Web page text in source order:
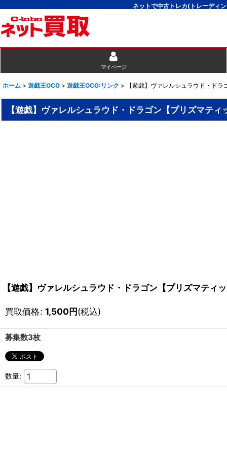
ネットで中古トレカ(トレーディ
マイページ
ホーム > 遊戯王OCG > 遊戯王OCG:リンク > 【遊戯】ヴァレルシュラウド・ド
【遊戯】ヴァレルシュラウド・ドラゴン【プリズマテ
【遊戯】ヴァレルシュラウド・ドラゴン【プリズマテ
買取価格: 1,500円(税込)
募集数3枚
数量: